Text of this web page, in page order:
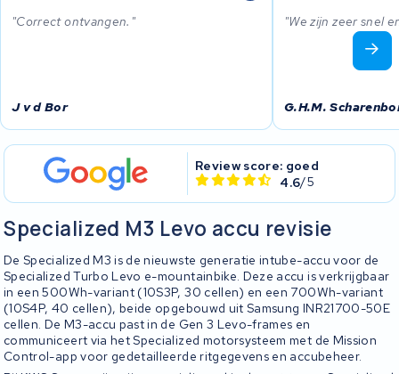
Correct ontvangen.
J v d Bor
We zijn zeer snel
G.H.M.
Review score: goed
4.6/5
Specialized M3 Levo accu revisie
De Specialized M3 is de nieuwste generatie intube-accu voor de
Specialized Turbo Levo e-mountainbike. Deze accu is verkrijgbaar
in een 500Wh-variant (10S3P, 30 cellen) en een 700Wh-variant
(10S4P, 40 cellen), beide opgebouwd uit Samsung INR21700-50E
cellen. De M3-accu past in de Gen 3 Levo-frames en
communiceert via het Specialized motorsysteem met de Mission
Control-app voor gedetailleerde ritgegevens en accubeheer.